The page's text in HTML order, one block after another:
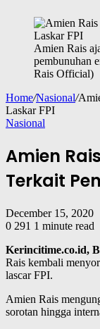
Amien Rais
pembunuhan
Rais Official)
Home/Nasional/
Laskar FPI
Nasional
Amien
Terkait
December 15, 2020
0 291 1 minute read
Kerincitime.co.id,
Rais kembali
lascar FPI.
Amien Rais
sorotan hingga